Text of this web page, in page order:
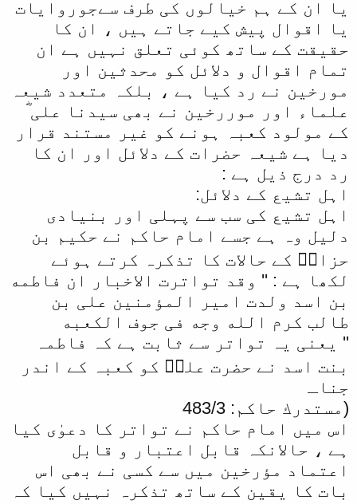
ا
ل
ا
یا ان کے ہم خیالوں کی طرف سےجوروایات
یا اقوال پیش کیے جاتے ہیں ، ان کا
حقیقت کے ساتھ کوئی تعلق نہیں ہے ان
تمام اقوال و دلائل کو محدثین اور
مورخین نے رد کیا ہے ، بلکہ متعدد شیعہ
علماء اور موررخین نے بھی سیدنا علی ؓ
کے مولود کعبہ ہونے کو غیر مستند قرار
دیا ہے شیعہ حضرات کے دلائل اور ان کا
رد درج ذیل ہے :
اہل تشیع کے دلائل:
اہل تشیع کی سب سے پہلی اور بنیادی
دلیل وہ ہے جسے امام حاکم نے حکیم بن
حزامؓ کے حالات کا تذکرہ کرتے ہوئے
لکھا ہے : '' وقد تواترت الاخبار ان فاطمه
بن اسد ولدت امیر المؤمنین علی بن
طالب کرم الله وجه فی جوف الکعبه
'' یعنی یہ تواتر سے ثابت ہے کہ فاطمہ
بنت اسد نے حضرت علیؓ کو کعبہ کے اندر
جناـ
(مستدرك حاكم: 483/3
اس میں امام حاکم نے تواتر کا دعوٰی کیا
ہے ، حالانکہ قابل اعتبار و قابل
اعتماد مؤرخین میں سے کسی نے بھی اس
بات کا یقین کے ساتھ تذکرہ نہیں کیا کہ